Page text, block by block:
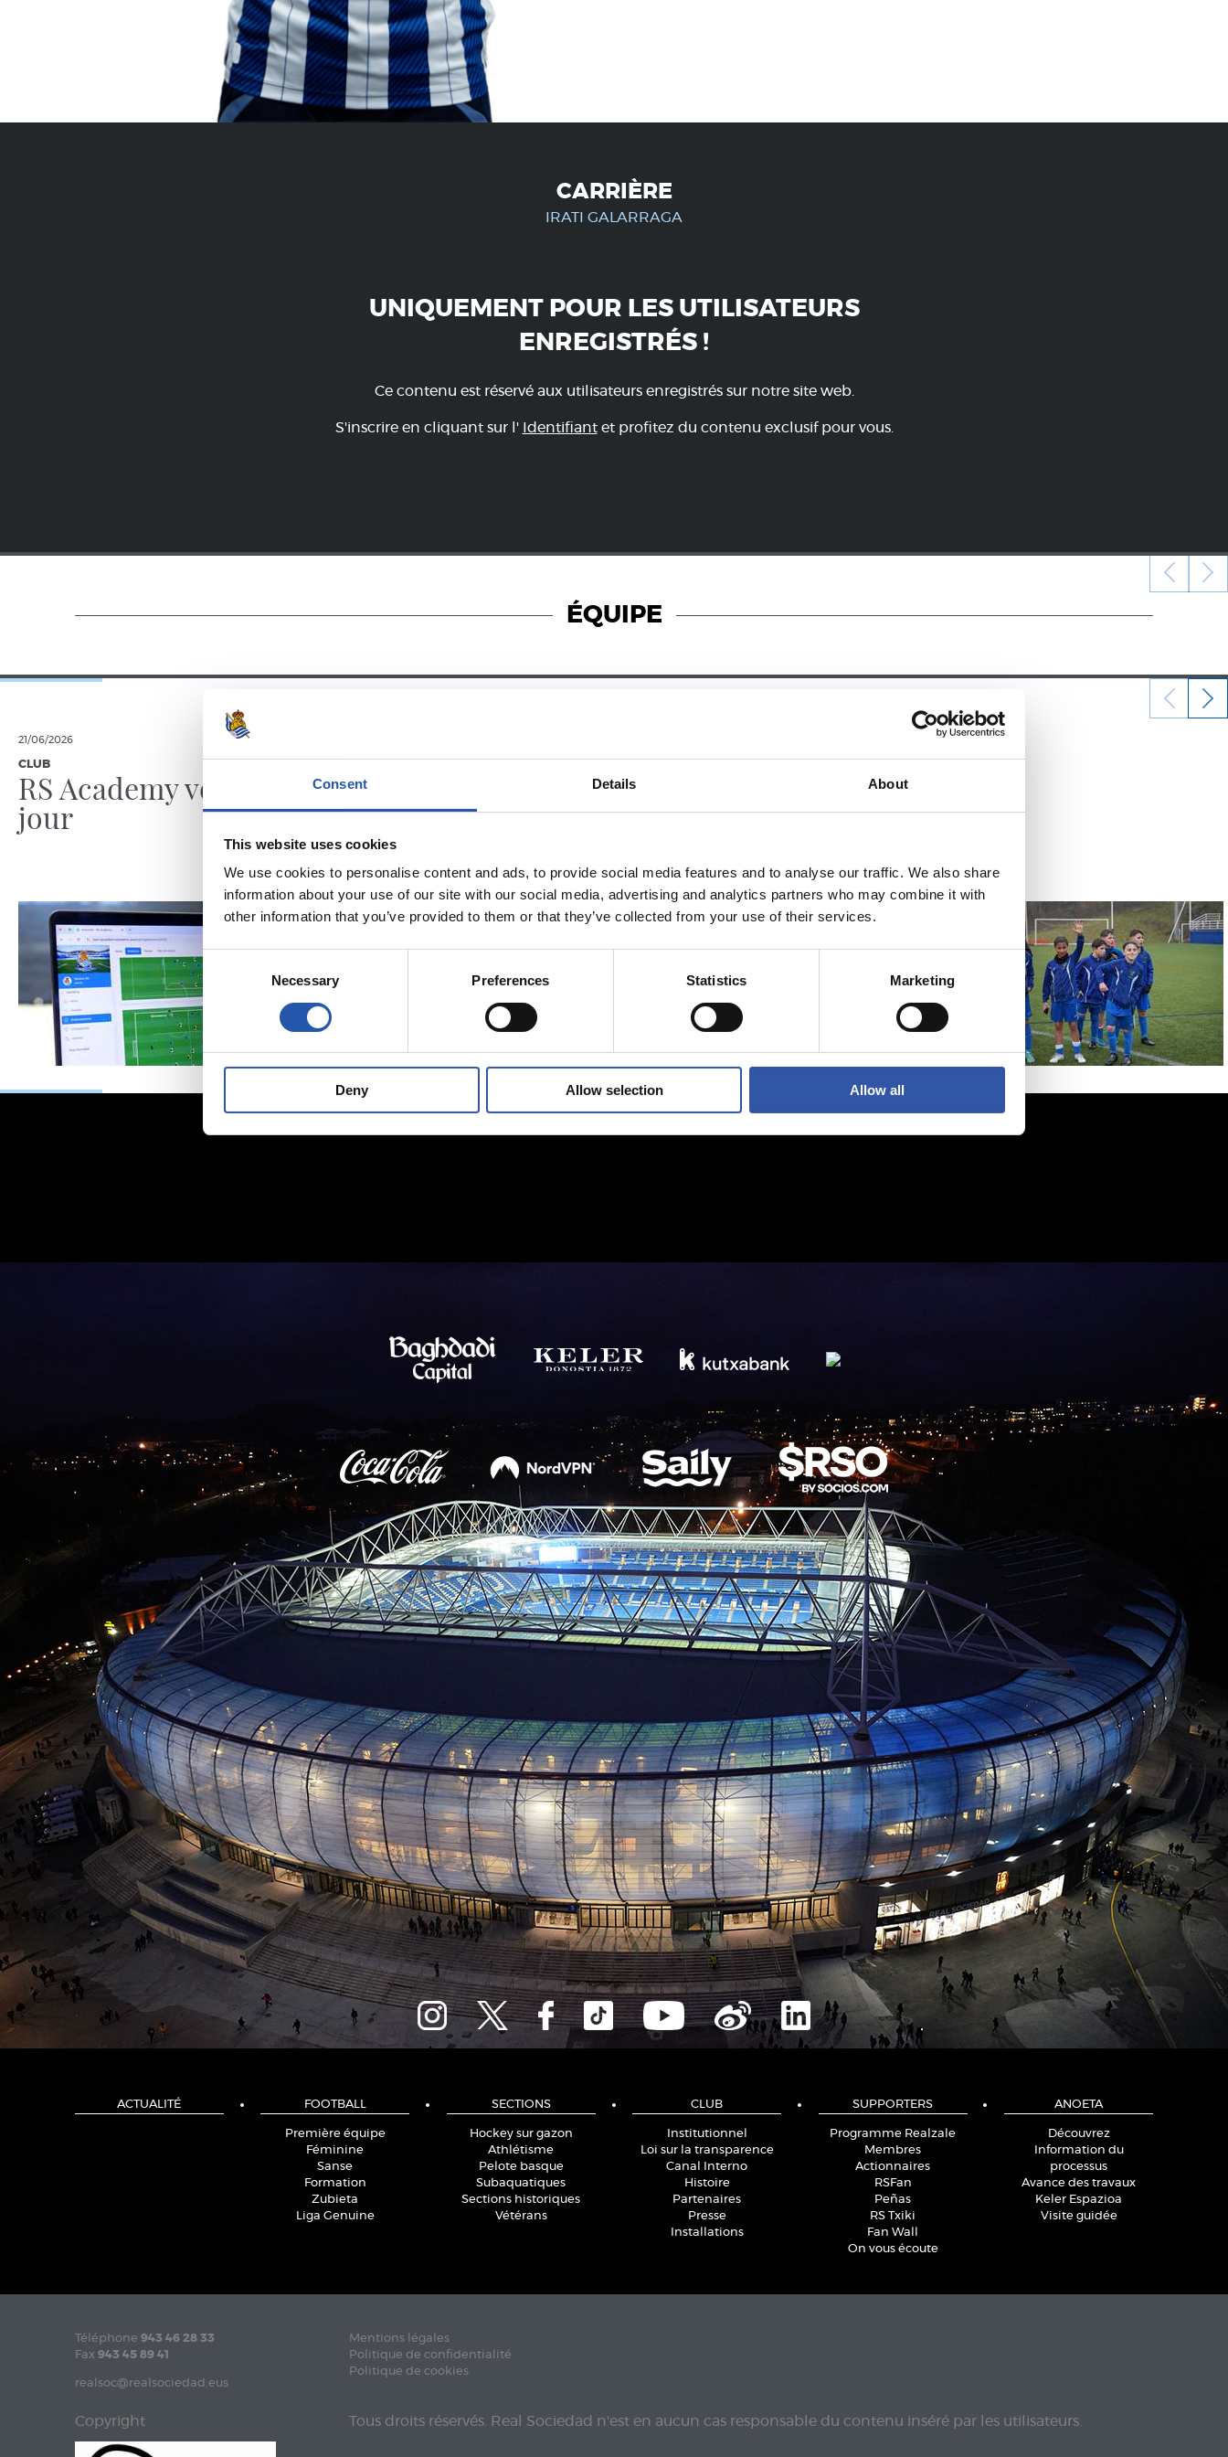
Consent Details About
This website uses cookies
We use cookies to personalise content and ads, to provide social media features and to analyse our traffic. We also share
information about your use of our site with our social media, advertising and analytics partners who may combine it with
other information that you’ve provided to them or that they’ve collected from your use of their services.
Consent
Selection
Necessary Preferences Statistics Marketing
Deny Allow selection Allow all
CARRIÈRE
IRATI GALARRAGA
UNIQUEMENT POUR LES UTILISATEURS
ENREGISTRÉS !
Ce contenu est réservé aux utilisateurs enregistrés sur notre site web.
S'inscrire en cliquant sur l' Identifiantet profitez du contenu exclusif pour vous.
ÉQUIPE
21/06/2026
CLUB
RS Academy voit le
jour
22/12/2024
ACTUALITÉ FOOTBALL
Première équipe
Féminine
Sanse
Formation
Zubieta
Liga Genuine
SECTIONS
Hockey sur gazon
Athlétisme
Pelote basque
Subaquatiques
Sections historiques
Vétérans
CLUB
Institutionnel
Loi sur la transparence
Canal Interno
Histoire
Partenaires
Presse
Installations
SUPPORTERS
Programme Realzale
Membres
Actionnaires
RSFan
Peñas
RS Txiki
Fan Wall
On vous écoute
ANOETA
Découvrez
Information du
processus
Avance des travaux
Keler Espazioa
Visite guidée
Téléphone 943 46 28 33
Fax 943 45 89 41
realsoc@realsociedad.eus
Mentions légales
Politique de confidentialité
Politique de cookies
Copyright Tous droits réservés. Real Sociedad n'est en aucun cas responsable du contenu inséré par les utilisateurs.